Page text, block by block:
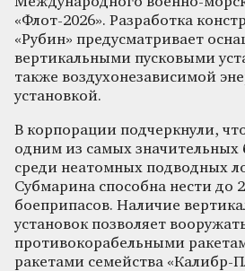
«Флот-2026». Разработка
«Рубин» предусматривает
вертикальными пусковыми
также воздухонезависимой
установкой.
В корпорации подчеркнули,
одним из самых значительных
среди неатомных подводных
Субмарина способна нести до
боеприпасов. Наличие
установок позволяет
противокорабельными
ракетами семейства «Калибр-